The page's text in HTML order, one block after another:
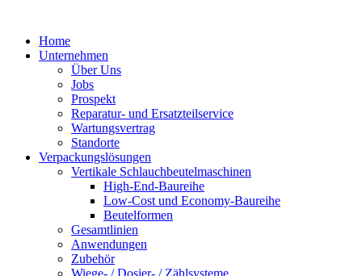
springenHome
Unternehmen
Über Uns
Jobs
Prospekt
Reparatur- und Ersatzteil­service
Wartungsvertrag
Standorte
Verpackungslösungen
Vertikale Schlauch­beutelmaschinen
High-End-Baureihe
Low-Cost und Economy-Baureihe
Beutelformen
Gesamtlinien
Anwendungen
Zubehör
Wiege- / Dosier- / Zählsysteme